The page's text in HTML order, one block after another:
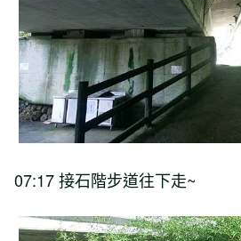
07:17 接石階步道往下走~